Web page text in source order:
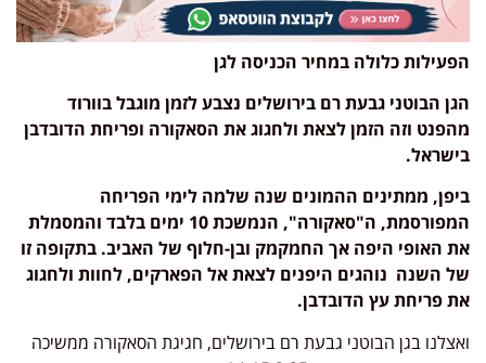
הפעילות כלולה במחיר הכניסה לגן
הגן הבוטני גבעת רם בירושלים נצבע לזמן מוגבל בוורוד
מהפנט וזה הזמן לצאת ולחגוג את הסאקורה ופריחת הדובדבן
בישראל.
ביפן, ממתינים ההמונים שנה שלמה לימי הפריחה
המפורסמת, ה"סאקורה", הנמשכת 10 ימים בלבד והמסמלת
את האופי היפה אך החמקמק ובן-חלוף של האביב. בתקופה זו
של השנה נוהגים היפנים לצאת אל הפארקים, לחוות ולחגוג
את פריחת עץ הדובדבן.
ואצלנו בגן הבוטני גבעת רם בירושלים, חגיגת הסאקורה ממשיכה